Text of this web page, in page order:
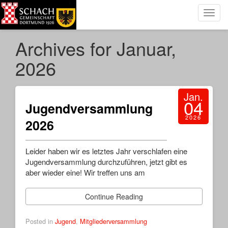
Archives for Januar,
2026
Jugendversammlung
2026
Jan.
04
2026
​Leider haben wir es letztes Jahr verschlafen eine
Jugendversammlung durchzuführen, jetzt gibt es
aber wieder eine! ​Wir treffen uns am
Continue Reading
Posted in Jugend, Mitgliederversammlung